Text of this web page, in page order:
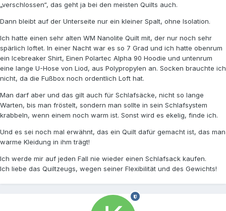
„verschlossen“, das geht ja bei den meisten Quilts auch.
Dann bleibt auf der Unterseite nur ein kleiner Spalt, ohne Isolation.
Ich hatte einen sehr alten WM Nanolite Quilt mit, der nur noch sehr
spärlich loftet. In einer Nacht war es so 7 Grad und ich hatte obenrum
ein Icebreaker Shirt, Einen Polartec Alpha 90 Hoodie und untenrum
eine lange U-Hose von Liod, aus Polypropylen an. Socken brauchte ich
nicht, da die Fußbox noch ordentlich Loft hat.
Man darf aber und das gilt auch für Schlafsäcke, nicht so lange
Warten, bis man fröstelt, sondern man sollte in sein Schlafsystem
krabbeln, wenn einem noch warm ist. Sonst wird es ekelig, finde ich.
Und es sei noch mal erwähnt, das ein Quilt dafür gemacht ist, das man
warme Kleidung in ihm trägt!
Ich werde mir auf jeden Fall nie wieder einen Schlafsack kaufen.
Ich liebe das Quiltzeugs, wegen seiner Flexibilität und des Gewichts!